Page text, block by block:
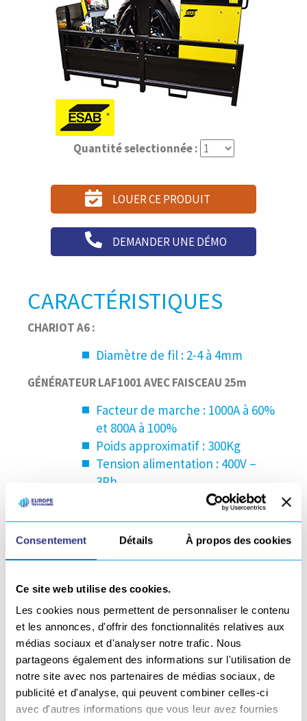
Consentement Détails À propos des cookies
Ce site web utilise des cookies.
Les cookies nous permettent de personnaliser le contenu
et les annonces, d'offrir des fonctionnalités relatives aux
médias sociaux et d'analyser notre trafic. Nous
partageons également des informations sur l'utilisation de
notre site avec nos partenaires de médias sociaux, de
publicité et d'analyse, qui peuvent combiner celles-ci
avec d'autres informations que vous leur avez fournies
Quantité selectionnée :
LOUER CE PRODUIT
DEMANDER UNE DÉMO
CARACTÉRISTIQUES
CHARIOT A6 :
Diamètre de fil : 2-4 à 4mm
GÉNÉRATEUR LAF1001 AVEC FAISCEAU 25m
Facteur de marche : 1000A à 60%
et 800A à 100%
Poids approximatif : 300Kg
Tension alimentation : 400V –
3Ph
CHASSIS DE TRANSPORT
Poids approximatif : 750 kg
MATÉRIAUX SOUDABLES
Acier
Aluminium